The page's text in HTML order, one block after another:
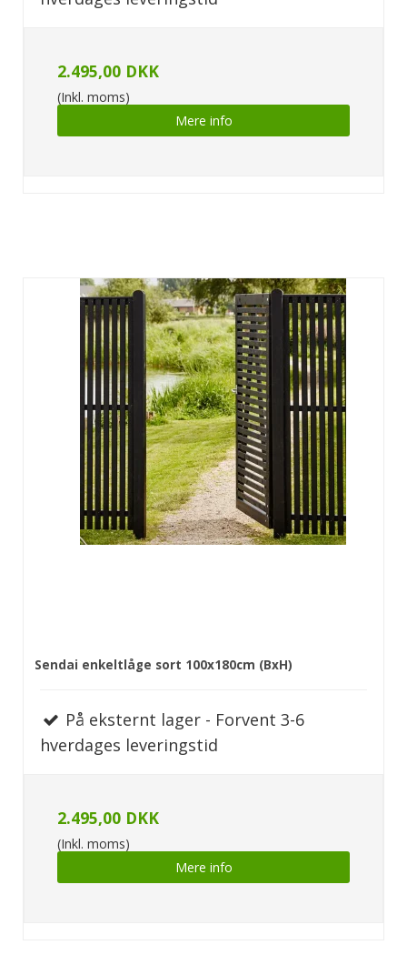
2.495,00 DKK
(Inkl. moms)
Mere info
Sendai enkeltlåge sort 100x180cm (BxH)
På eksternt lager - Forvent 3-6
hverdages leveringstid
2.495,00 DKK
(Inkl. moms)
Mere info